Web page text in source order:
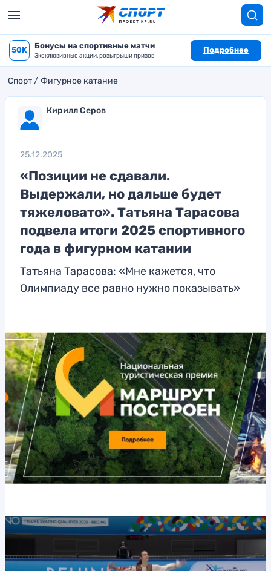
50K Бонусы на спортивные матчи
Эксклюзивные акции, розыгрыши призов
Подробнее
Спорт Фигурное катание
Кирилл Серов
25.12.2025
«Позиции не сдавали.
Выдержали, но дальше будет
тяжеловато». Татьяна Тарасова
подвела итоги 2025 спортивного
года в фигурном катании
Татьяна Тарасова: «Мне кажется, что
Олимпиаду все равно нужно показывать»